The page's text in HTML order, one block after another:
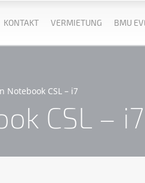
KONTAKT VERMIETUNG BMU
Notebook CSL – i7
CSL – i7